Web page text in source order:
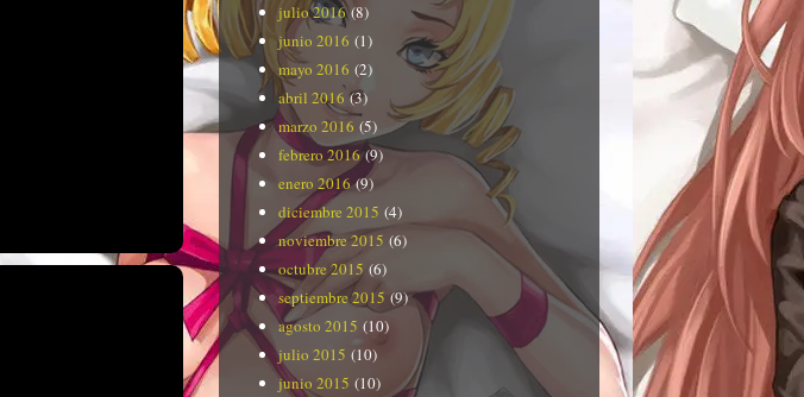
julio 2016(8)
junio 2016 (1)
mayo 2016 (2)
abril 2016 (3)
marzo 2016 (5)
febrero 2016(9)
enero 2016(9)
diciembre 2015 (4)
noviembre 2015 (6)
octubre 2015 (6)
septiembre 2015 (9)
agosto 2015 (10)
julio 2015 (10)
junio 2015 (10)